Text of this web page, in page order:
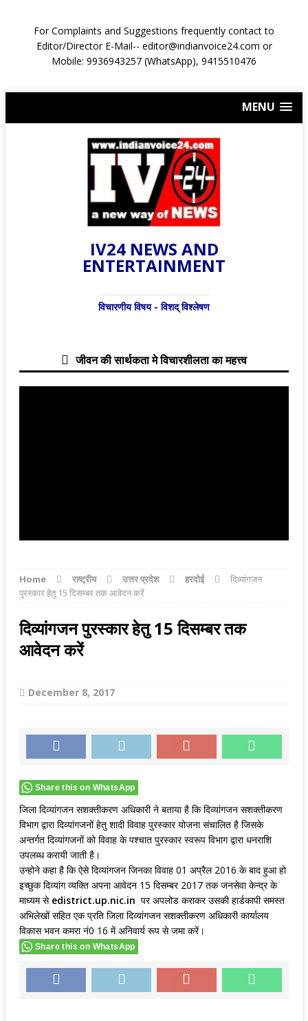
For Complaints and Suggestions frequently contact to
Editor/Director E-Mail-- editor@indianvoice24.com or
Mobile: 9936943257 (WhatsApp), 9415510476
MENU
IV24 NEWS AND
ENTERTAINMENT
विचारणीय विषय - विशद् विश्लेषण
जीवन की सार्थकता मे विचारशीलता का महत्त्व
Home राष्ट्रीय उत्तर प्रदेश हरदोई
दिव्यांगजन
पुरस्कार हेतु 15 दिसम्बर तक आवेदन करें
दिव्यांगजन पुरस्कार हेतु 15 दिसम्बर तक
आवेदन करें
December 8, 2017
Share this on WhatsApp
जिला दिव्यांगजन सशक्तीकरण अधिकारी ने बताया है कि दिव्यांगजन सशक्तीकरण
विभाग द्वारा दिव्यांगजनों हेतु शादी विवाह पुरस्कार योजना संचालित है जिसके
अन्तर्गत दिव्यांगजनों को विवाह के पश्चात पुरस्कार स्वरूप विभाग द्वारा धनराशि
उपलब्ध करायी जाती है।
उन्होने कहा है कि ऐसे दिव्यांगजन जिनका विवाह 01 अप्रैल 2016 के बाद हुआ हो
इच्छुक दिव्यांग व्यक्ति अपना आवेदन 15 दिसम्बर 2017 तक जनसेवा केन्द्र के
माध्यम से edistrict.up.nic.in पर अपलोड कराकर उसकी हार्डकापी समस्त
अभिलेखों सहित एक प्रति जिला दिव्यांगजन सशक्तीकरण अधिकारी कार्यालय
विकास भवन कमरा नं0 16 में अनिवार्य रूप से जमा करें।
Share this on WhatsApp